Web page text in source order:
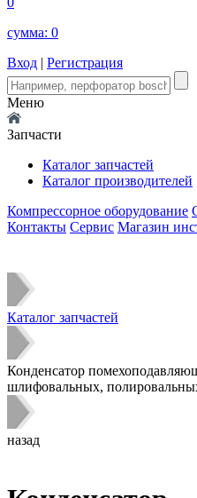
сумма: 0
Вход | Регистрация
Меню
Запчасти
Каталог запчастей
Каталог производителей
Компрессорное оборудование
Контакты Сервис Магазин
Каталог запчастей
Конденсатор
шлифовальных,
назад